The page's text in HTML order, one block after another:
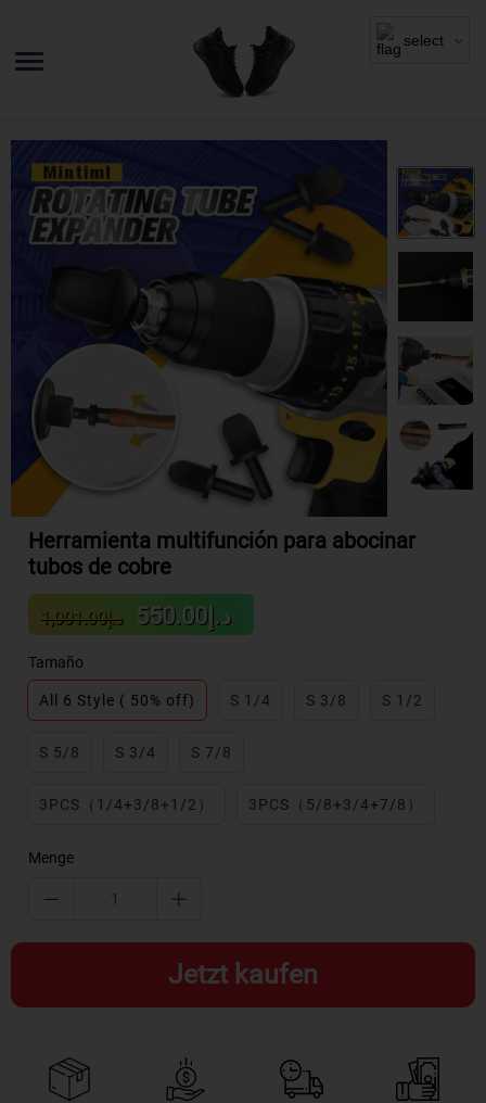
Herramienta multifunción para abocinar
tubos de cobre
Sale
price
د.إ550.00
Regular
price
د.إ1,001.00
Tamaño
All 6 Style ( 50% off) S 1/4 S 3/8 S 1/2
S 5/8 S 3/4 S 7/8
3PCS（1/4+3/8+1/2） 3PCS（5/8+3/4+7/8）
Menge
Jetzt kaufen
select